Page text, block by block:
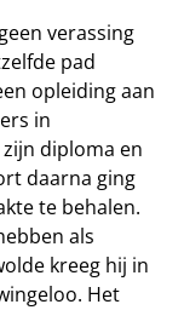
verassing
pad
opleiding aan
in
diploma en
daarna ging
te behalen.
als
kreeg hij in
Het